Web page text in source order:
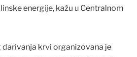
energije, kažu u Centralnom
krvi organizovana je